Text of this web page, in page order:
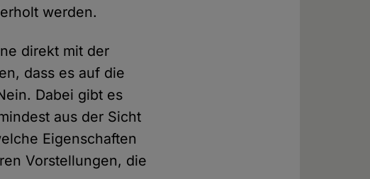
werden.
direkt mit der
dass es auf die
Dabei gibt es
aus der Sicht
Eigenschaften
Vorstellungen, die